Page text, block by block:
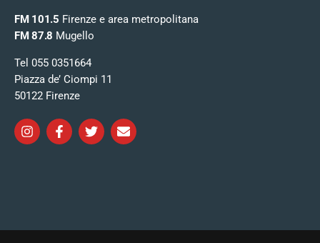
FM 101.5 Firenze e area metropolitana
FM 87.8 Mugello
Tel 055 0351664
Piazza de’ Ciompi 11
50122 Firenze